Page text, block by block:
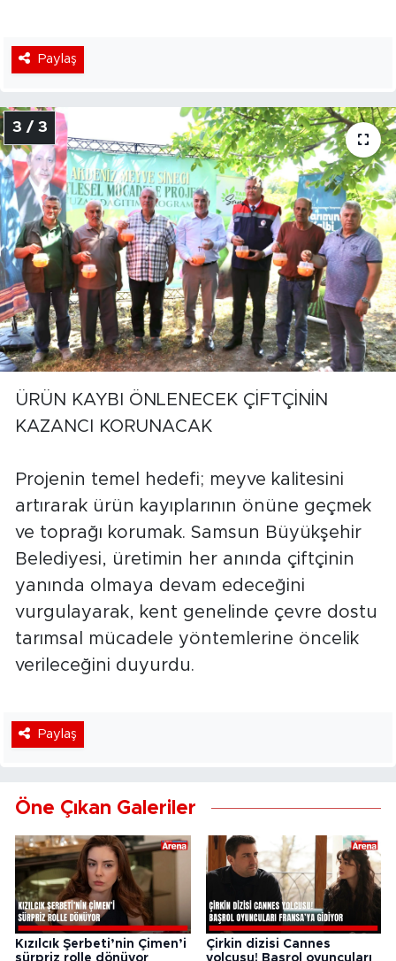
Paylaş
3 / 3
ÜRÜN KAYBI ÖNLENECEK ÇİFTÇİNİN
KAZANCI KORUNACAK
Projenin temel hedefi; meyve kalitesini
artırarak ürün kayıplarının önüne geçmek
ve toprağı korumak. Samsun Büyükşehir
Belediyesi, üretimin her anında çiftçinin
yanında olmaya devam edeceğini
vurgulayarak, kent genelinde çevre dostu
tarımsal mücadele yöntemlerine öncelik
verileceğini duyurdu.
Paylaş
Öne Çıkan Galeriler
Kızılcık Şerbeti’nin Çimen’i
Çirkin dizisi Cannes